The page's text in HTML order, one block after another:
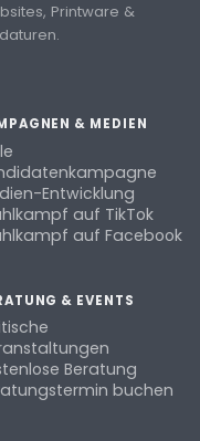
Printware &
& MEDIEN
Entwicklung
auf TikTok
auf Facebook
& EVENTS
Beratung
buchen